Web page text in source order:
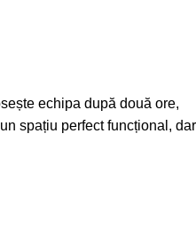
echipa după două ore,
spațiu perfect funcțional, dar